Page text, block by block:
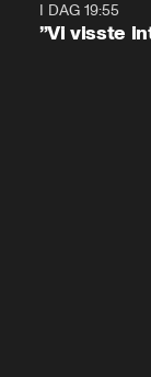
I DAG 19:55
”Vi visste